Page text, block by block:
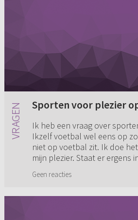
Sporten voor plezier
Ik heb een vraag over
Ikzelf voetbal wel eens op
niet op voetbal zit. Ik doe
mijn plezier. Staat er ergens
Geen reacties